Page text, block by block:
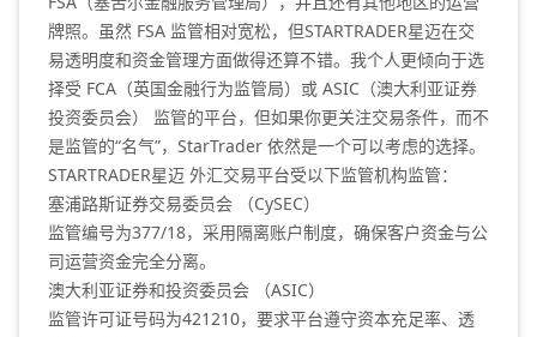
牌照。虽然 FSA 监管相对宽松，但STARTRADER星迈在交
易透明度和资金管理方面做得还算不错。我个人更倾向于选
择受 FCA（英国金融行为监管局）或 ASIC（澳大利亚证券
投资委员会） 监管的平台，但如果你更关注交易条件，而不
是监管的“名气”，StarTrader 依然是一个可以考虑的选择。
STARTRADER星迈 外汇交易平台受以下监管机构监管：
塞浦路斯证券交易委员会 （CySEC）
监管编号为377/18，采用隔离账户制度，确保客户资金与公
司运营资金完全分离。 ‌
澳大利亚证券和投资委员会 （ASIC）
监管许可证号码为421210，要求平台遵守资本充足率、透